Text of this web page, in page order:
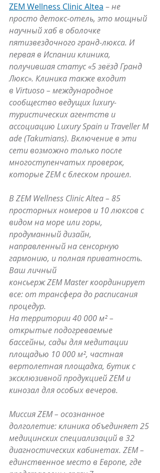
ZEM Wellness Clinic Altea – не
просто детокс-отель, это мощный
научный хаб в оболочке
пятизвездочного гранд-люкса. И
первая в Испании клиника,
получившая статус «5 звёзд Гранд
Люкс». Клиника также входит
в Virtuoso – международное
сообщество ведущих luxury-
туристических агентств и
ассоциацию Luxury Spain и Traveller M
ade (Takumians). Включение в эти
сети возможно только после
многоступенчатых проверок,
которые ZEM с блеском прошел.
В ZEM Wellness Clinic Altea – 85
просторных номеров и 10 люксов с
видом на море или горы,
продуманный дизайн,
направленный на сенсорную
гармонию, и полная приватность.
Ваш личный
консьерж ZEM Master координирует
все: от трансфера до расписания
процедур.
На территории 40 000 м² –
открытые подогреваемые
бассейны, сады для медитации
площадью 10 000 м², частная
вертолетная площадка, бутик с
эксклюзивной продукцией ZEM и
кинозал для особых вечеров.
Миссия ZEM – осознанное
долголетие: клиника объединяет 25
медицинских специализаций в 32
диагностических кабинетах. ZEM –
единственное место в Европе, где